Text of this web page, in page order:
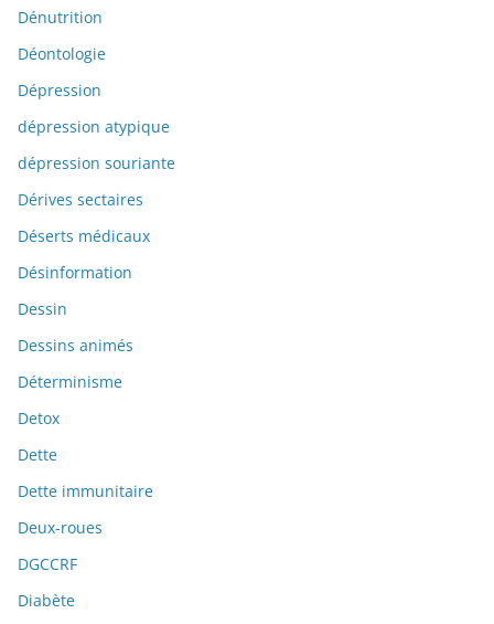
Dénutrition
Déontologie
Dépression
dépression atypique
dépression souriante
Dérives sectaires
Déserts médicaux
Désinformation
Dessin
Dessins animés
Déterminisme
Detox
Dette
Dette immunitaire
Deux-roues
DGCCRF
Diabète